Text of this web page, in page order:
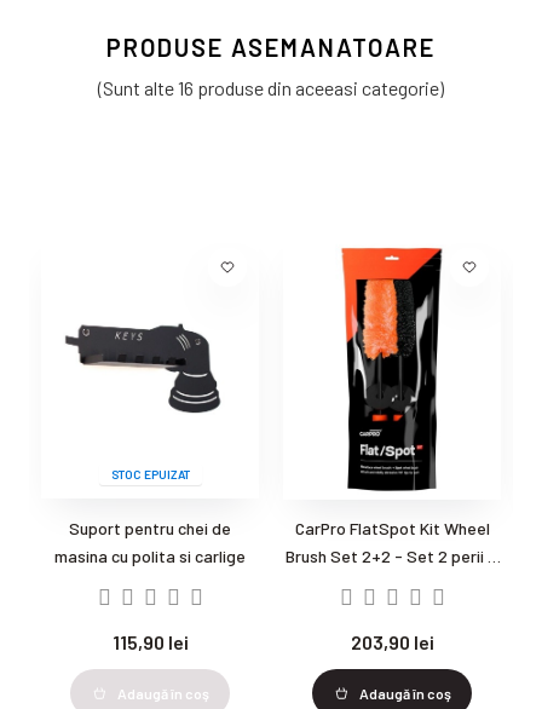
PRODUSE ASEMANATOARE
(Sunt alte 16 produse din aceeasi categorie)
STOC EPUIZAT
Suport pentru chei de
masina cu polita si carlige
115,90 lei
Adaugă în coş
CarPro FlatSpot Kit Wheel
Brush Set 2+2 - Set 2 perii si
pentru jante
203,90 lei
Adaugă în coş